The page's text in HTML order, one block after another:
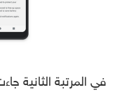
في المرتبة الثانية